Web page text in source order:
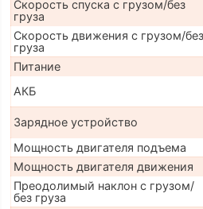
Скорость спуска с грузом/без
груза
Скорость движения с грузом/без
груза
Питание
АКБ
Зарядное устройство
Мощность двигателя подъема
Мощность двигателя движения
Преодолимый наклон с грузом/
без груза